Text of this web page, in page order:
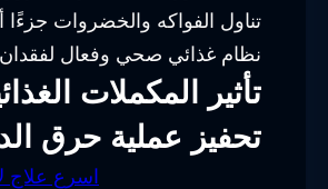
تناول الفواكه والخضروات
نظام غذائي صحي وفعال
تأثير المكملات
تحفيز عملية حرق
اسرع علاج